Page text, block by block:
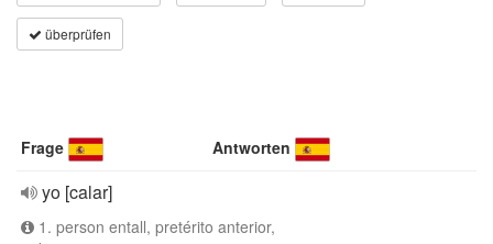
überprüfen
Frage Antworten
yo [calar]
1. person entall, pretérito anterior,